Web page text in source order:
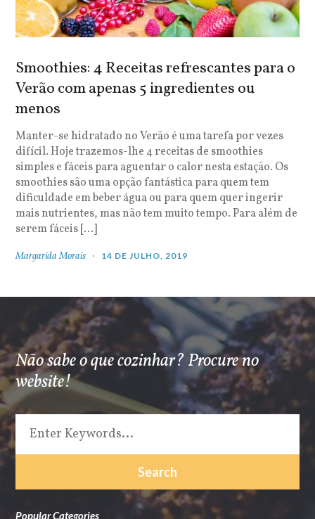
Smoothies: 4 Receitas refrescantes para o
Verão com apenas 5 ingredientes ou
menos
Manter-se hidratado no Verão é uma tarefa por vezes
difícil. Hoje trazemos-lhe 4 receitas de smoothies
simples e fáceis para aguentar o calor nesta estação. Os
smoothies são uma opção fantástica para quem tem
dificuldade em beber água ou para quem quer ingerir
mais nutrientes, mas não tem muito tempo. Para além de
serem fáceis […]
Margarida Morais 14 DE JULHO, 2019
Não sabe o que cozinhar? Procure no
website!
Popular Categories